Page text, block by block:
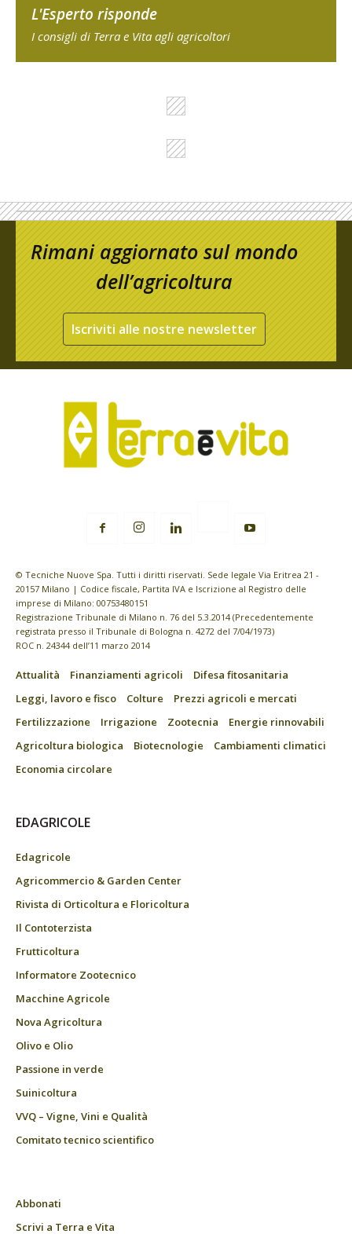
L'Esperto risponde
I consigli di Terra e Vita agli agricoltori
Rimani aggiornato sul mondo
dell’agricoltura
Iscriviti alle nostre newsletter
© Tecniche Nuove Spa. Tutti i diritti riservati. Sede legale Via Eritrea 21 -
20157 Milano | Codice fiscale, Partita IVA e Iscrizione al Registro delle
imprese di Milano: 00753480151
Registrazione Tribunale di Milano n. 76 del 5.3.2014 (Precedentemente
registrata presso il Tribunale di Bologna n. 4272 del 7/04/1973)
ROC n. 24344 dell’11 marzo 2014
Attualità Finanziamenti agricoli
Difesa fitosanitaria
Leggi, lavoro e fisco
Colture
Prezzi agricoli e mercati
Fertilizzazione
Irrigazione Zootecnia
Energie rinnovabili
Agricoltura biologica
Biotecnologie
Cambiamenti climatici
Economia circolare
EDAGRICOLE
Edagricole
Agricommercio & Garden Center
Rivista di Orticoltura e Floricoltura
Il Contoterzista
Frutticoltura
Informatore Zootecnico
Macchine Agricole
Nova Agricoltura
Olivo e Olio
Passione in verde
Suinicoltura
VVQ – Vigne, Vini e Qualità
Comitato tecnico scientifico
Abbonati
Scrivi a Terra e Vita